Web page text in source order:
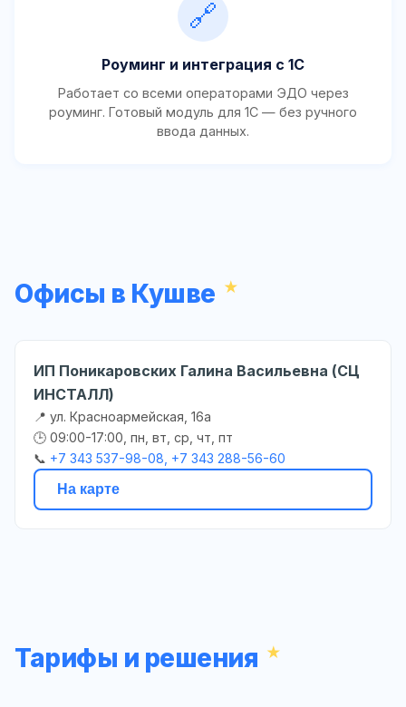
🔗
Роуминг и интеграция с 1С
Работает со всеми операторами ЭДО через
роуминг. Готовый модуль для 1С — без ручного
ввода данных.
Офисы в Кушве
ИП Поникаровских Галина Васильевна (СЦ
ИНСТАЛЛ)
📍 ул. Красноармейская, 16а
🕒 09:00-17:00, пн, вт, ср, чт, пт
📞 +7 343 537-98-08, +7 343 288-56-60
На карте
Тарифы и решения